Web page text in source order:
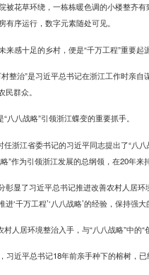
被花草环绕，一栋栋暖色调的小楼整齐
有序运行，数字元素随处可见。
来感十足的乡村，便是“千万工程”重要
整治”是习近平总书记在浙江工作时亲
群众。
“八八战略”引领浙江蝶变的重要抓手。
任浙江省委书记的习近平同志提出了“八
”作为引领浙江发展的总纲领，在20年
分彰显了习近平总书记推进改善农村人居
进‘千万工程’‘八八战略’的经验，保持
村人居环境整治入手，与“八八战略”中的“
习近平总书记18年前亲手种下的榕树，已